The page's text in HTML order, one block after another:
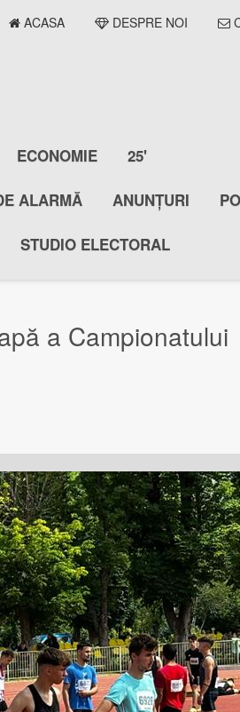
ACASA DESPRE NOI
ECONOMIE 25'
ALARMĂ ANUNȚURI
STUDIO ELECTORAL
a Campionatului